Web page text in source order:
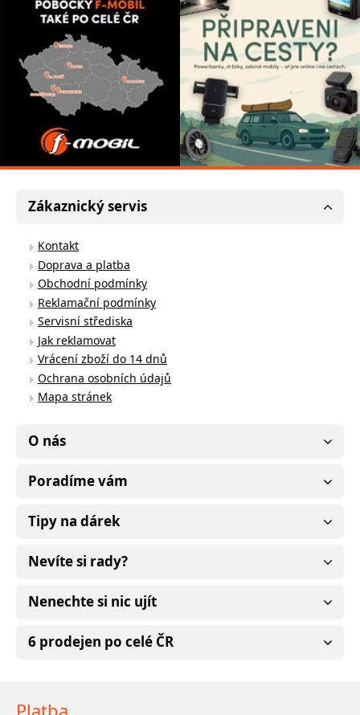
Zákaznický servis
Kontakt
Doprava a platba
Obchodní podmínky
Reklamační podmínky
Servisní střediska
Jak reklamovat
Vrácení zboží do 14 dnů
Ochrana osobních údajů
Mapa stránek
O nás
Poradíme vám
Tipy na dárek
Nevíte si rady?
Nenechte si nic ujít
6 prodejen po celé ČR